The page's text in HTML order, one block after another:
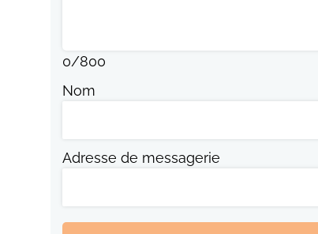
0/800
Nom
Adresse de messagerie